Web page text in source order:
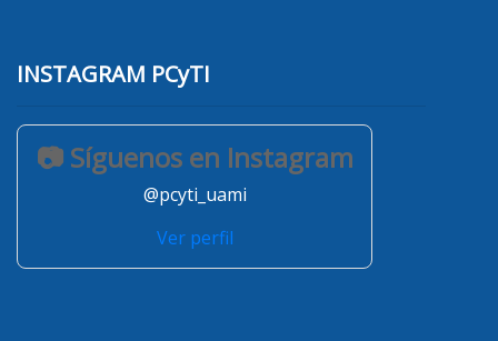
INSTAGRAM PCyTI
📷 Síguenos en Instagram
@pcyti_uami
Ver perfil